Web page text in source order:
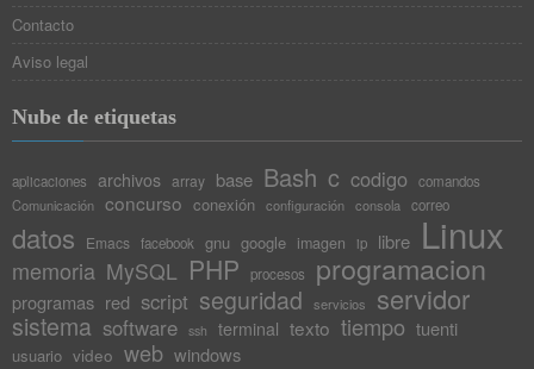
Contacto
Aviso legal
Nube de etiquetas
aplicaciones archivos array base Bash c codigo
comandos
Comunicación concurso conexión configuración consola correo
datos Emacs facebook gnu google imagen ip libre Linux
memoria MySQL PHP procesos programacion
programas red script seguridad servicios servidor
sistema software ssh terminal texto tiempo tuenti
usuario video web windows